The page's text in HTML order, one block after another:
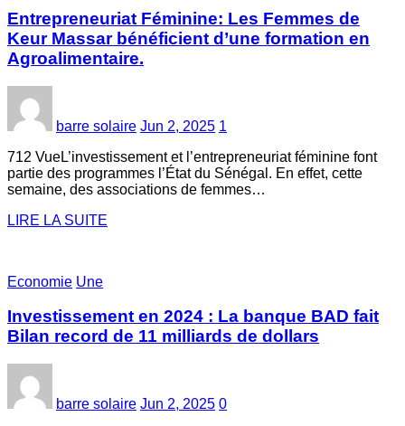
Entrepreneuriat Féminine: Les Femmes de
Keur Massar bénéficient d’une formation en
Agroalimentaire.
barre solaire Jun 2, 2025 1
712 VueL’investissement et l’entrepreneuriat féminine font
partie des programmes l’État du Sénégal. En effet, cette
semaine, des associations de femmes…
LIRE LA SUITE
Economie Une
Investissement en 2024 : La banque BAD fait
Bilan record de 11 milliards de dollars
barre solaire Jun 2, 2025 0